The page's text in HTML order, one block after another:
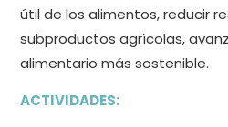
útil de los alimentos, reducir
subproductos agrícolas,
alimentario más sostenible.
ACTIVIDADES: